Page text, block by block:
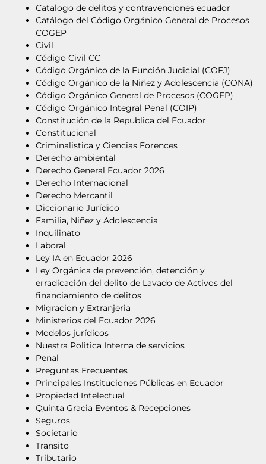
Catalogo de delitos y contravenciones ecuador
Catálogo del Código Orgánico General de Procesos
COGEP
Civil
Código Civil CC
Código Orgánico de la Función Judicial (COFJ)
Código Orgánico de la Niñez y Adolescencia (CONA)
Código Orgánico General de Procesos (COGEP)
Código Orgánico Integral Penal (COIP)
Constitución de la Republica del Ecuador
Constitucional
Criminalistica y Ciencias Forences
Derecho ambiental
Derecho General Ecuador 2026
Derecho Internacional
Derecho Mercantil
Diccionario Jurídico
Familia, Niñez y Adolescencia
Inquilinato
Laboral
Ley IA en Ecuador 2026
Ley Orgánica de prevención, detención y
erradicación del delito de Lavado de Activos del
financiamiento de delitos
Migracion y Extranjeria
Ministerios del Ecuador 2026
Modelos jurídicos
Nuestra Polìtica Interna de servicios
Penal
Preguntas Frecuentes
Principales Instituciones Públicas en Ecuador
Propiedad Intelectual
Quinta Gracia Eventos & Recepciones
Seguros
Societario
Transito
Tributario